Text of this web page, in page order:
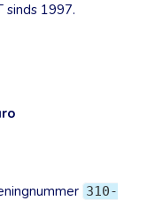
sinds 1997.
310-